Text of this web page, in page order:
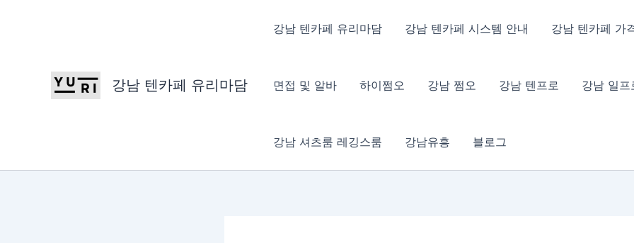
강남 텐카페 유리마담
강남 텐카페 유리마담 강남 텐카페 시스템 안내 강남 텐카페 가
면접 및 알바 하이쩜오 강남 쩜오 강남 텐프로 강남 일프
강남 셔츠룸 레깅스룸 강남유흥 블로그